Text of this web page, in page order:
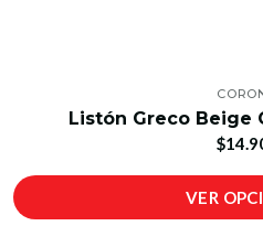
Listón Greco Beige
VER